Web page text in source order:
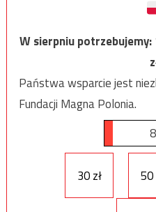
W sierpniu potrzebujemy:
Państwa wsparcie jest
Fundacji Magna Polonia.
30 zł 50